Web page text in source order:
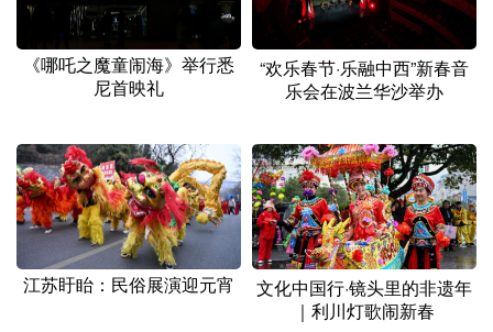
广东 广西 海南 重庆
四川 贵州 云南 西藏
新疆 内蒙古 黑龙江
多语种频道
English Español Français عربى
《哪吒之魔童闹海》举行悉
尼首映礼
“欢乐春节·乐融中西”新春音
乐会在波兰华沙举办
江苏盱眙：民俗展演迎元宵
文化中国行·镜头里的非遗年
｜利川灯歌闹新春